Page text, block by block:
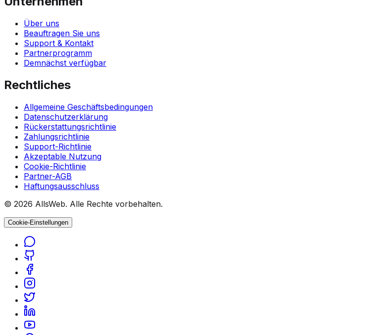
Über uns
Beauftragen Sie uns
Support & Kontakt
Partnerprogramm
Demnächst verfügbar
Rechtliches
Allgemeine Geschäftsbedingungen
Datenschutzerklärung
Rückerstattungsrichtlinie
Zahlungsrichtlinie
Support-Richtlinie
Akzeptable Nutzung
Cookie-Richtlinie
Partner-AGB
Haftungsausschluss
© 2026 AllsWeb. Alle Rechte vorbehalten.
Cookie-Einstellungen